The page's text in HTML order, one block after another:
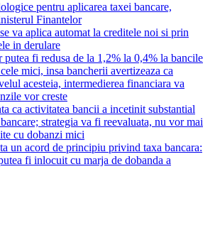
pentru aplicarea taxei bancare,
Finantelor
va aplica automat la creditele noi si prin
in derulare
putea fi redusa de la 1,2% la 0,4% la bancile
mici, insa bancherii avertizeaza ca
acesteia, intermedierea financiara va
vor creste
ca activitatea bancii a incetinit substantial
strategia va fi reevaluata, nu vor mai
cu dobanzi mici
un acord de principiu privind taxa bancara:
fi inlocuit cu marja de dobanda a